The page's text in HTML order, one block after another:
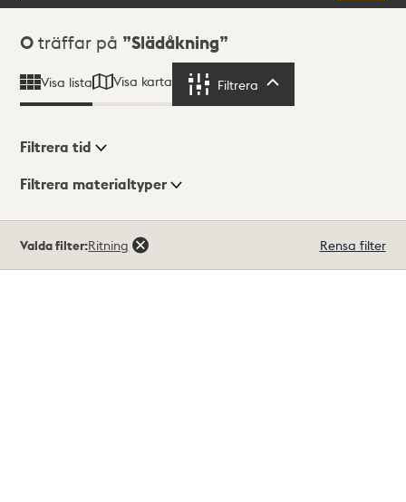
Sökresultat
0 träffar på Slädåkning
Visa lista Visa karta Filtrera
Visningsläge
Filtrera tid
Filtrera materialtyper
träffar
Valda filter:Ritning Rensa filter